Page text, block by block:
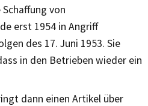
von
erst 1954 in Angriff
des 17. Juni 1953. Sie
in den Betrieben wieder ein
dann einen Artikel über